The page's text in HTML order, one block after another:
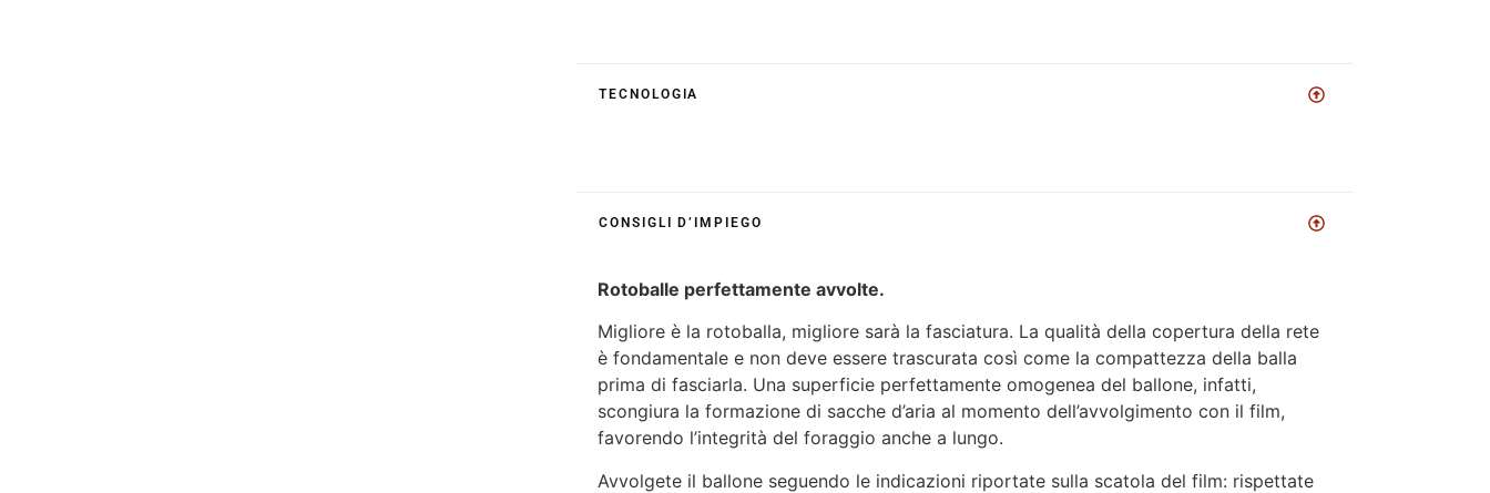
TECNOLOGIA
CONSIGLI D’IMPIEGO
Rotoballe perfettamente avvolte.
Migliore è la rotoballa, migliore sarà la fasciatura. La qualità della copertura della rete
è fondamentale e non deve essere trascurata così come la compattezza della balla
prima di fasciarla. Una superficie perfettamente omogenea del ballone, infatti,
scongiura la formazione di sacche d’aria al momento dell’avvolgimento con il film,
favorendo l’integrità del foraggio anche a lungo.
Avvolgete il ballone seguendo le indicazioni riportate sulla scatola del film: rispettate